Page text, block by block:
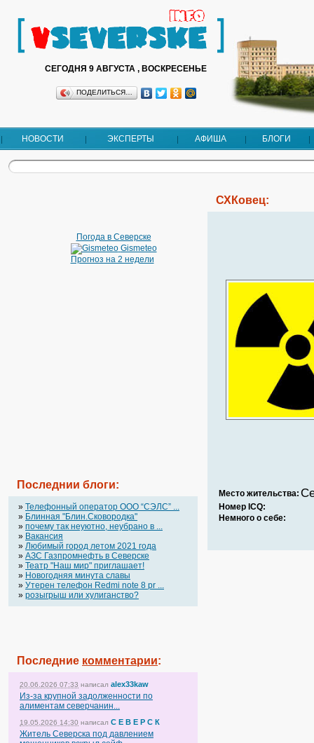
СЕГОДНЯ 9 АВГУСТА , ВОСКРЕСЕНЬЕ
ПОДЕЛИТЬСЯ…
НОВОСТИ ЭКСПЕРТЫ АФИША БЛОГИ
Погода в Северске
Gismeteo
Прогноз на 2 недели
Последнии блоги:
» Телефонный оператор OOO “СЭЛС” ...
» Блинная "Блин.Сковородка"
» почему так неуютно, неубрано в ...
» Вакансия
» Любимый город летом 2021 года
» АЗС Газпромнефть в Северске
» Театр "Наш мир" приглашает!
» Новогодняя минута славы
» Утерен телефон Redmi note 8 pr ...
» розыгрыш или хулиганство?
Последние комментарии:
20.06.2026 07:33 написал alex33kaw
Из-за крупной задолженности по
алиментам северчанин...
19.05.2026 14:30 написал С Е В Е Р С К
Житель Северска под давлением
СХКовец:
Место жительства:
Номер ICQ:
Немного о себе: